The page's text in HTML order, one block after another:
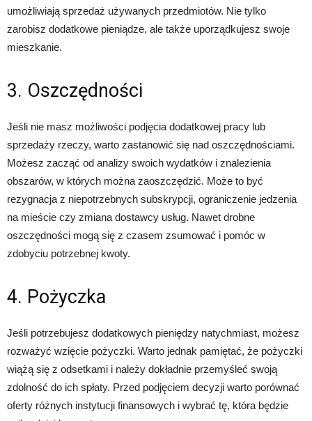
umożliwiają sprzedaż używanych przedmiotów. Nie tylko
zarobisz dodatkowe pieniądze, ale także uporządkujesz swoje
mieszkanie.
3. Oszczędności
Jeśli nie masz możliwości podjęcia dodatkowej pracy lub
sprzedaży rzeczy, warto zastanowić się nad oszczędnościami.
Możesz zacząć od analizy swoich wydatków i znalezienia
obszarów, w których można zaoszczędzić. Może to być
rezygnacja z niepotrzebnych subskrypcji, ograniczenie jedzenia
na mieście czy zmiana dostawcy usług. Nawet drobne
oszczędności mogą się z czasem zsumować i pomóc w
zdobyciu potrzebnej kwoty.
4. Pożyczka
Jeśli potrzebujesz dodatkowych pieniędzy natychmiast, możesz
rozważyć wzięcie pożyczki. Warto jednak pamiętać, że pożyczki
wiążą się z odsetkami i należy dokładnie przemyśleć swoją
zdolność do ich spłaty. Przed podjęciem decyzji warto porównać
oferty różnych instytucji finansowych i wybrać tę, która będzie